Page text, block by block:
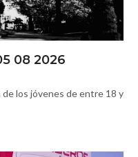
08 2026
de los jóvenes de entre 18 y